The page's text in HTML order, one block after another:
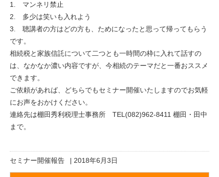
1. マンネリ禁止
2. 多少は笑いも入れよう
3. 聴講者の方はどの方も、ためになったと思って帰ってもらう
です。
相続税と家族信託について二つとも一時間の枠に入れて話すの
は、なかなか濃い内容ですが、今相続のテーマだと一番おススメ
できます。
ご依頼があれば、どちらでもセミナー開催いたしますのでお気軽
にお声をおかけください。
連絡先は棚田秀利税理士事務所 TEL(082)962-8411 棚田・田中
まで。
セミナー開催報告 | 2018年6月3日